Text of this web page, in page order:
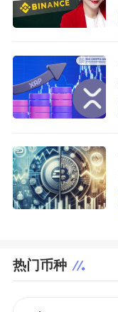
热门币种